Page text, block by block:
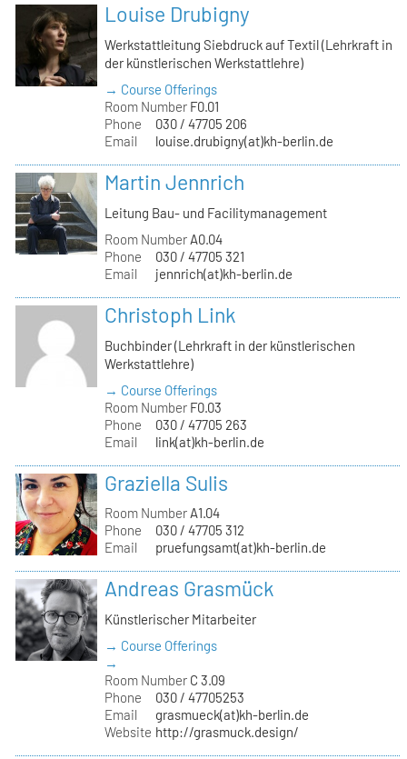
Louise Drubigny
Werkstattleitung Siebdruck auf Textil (Lehrkraft in
der künstlerischen Werkstattlehre)
→ Course Offerings
Room Number F0.01
Phone
030 / 47705 206
Email
louise.drubigny(at)kh-berlin.de
Martin Jennrich
Leitung Bau- und Facilitymanagement
Room Number A0.04
Phone
030 / 47705 321
Email
jennrich(at)kh-berlin.de
Christoph Link
Buchbinder (Lehrkraft in der künstlerischen
Werkstattlehre)
→ Course Offerings
Room Number F0.03
Phone
030 / 47705 263
Email
link(at)kh-berlin.de
Graziella Sulis
Room Number A1.04
Phone
030 / 47705 312
Email
pruefungsamt(at)kh-berlin.de
Andreas Grasmück
Künstlerischer Mitarbeiter
→ Course Offerings
→
Room Number C 3.09
Phone
030 / 47705253
Email
grasmueck(at)kh-berlin.de
Website http://grasmuck.design/